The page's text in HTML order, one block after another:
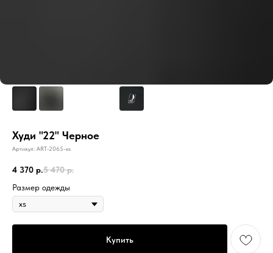
Худи "22" Черное
Артикул: ART-2065-xs
4 370 р.5 470 р.
Размер одежды
Купить